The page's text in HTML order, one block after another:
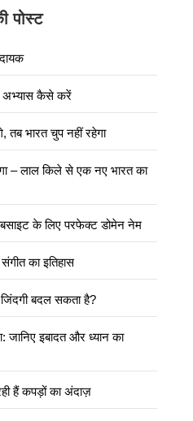
पोस्ट
अभ्यास कैसे करें
भारत चुप नहीं रहेगा
– लाल किले से एक नए भारत का
के लिए परफेक्ट डोमेन नेम
का इतिहास
बदल सकता है?
जानिए इबादत और ध्यान का
हैं कपड़ों का अंदाज़